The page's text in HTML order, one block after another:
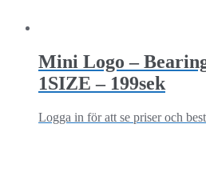
Mini Logo –
1SIZE – 199sek
Logga in för att se priser och